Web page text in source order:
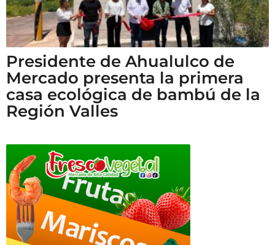
Presidente de Ahualulco de
Mercado presenta la primera
casa ecológica de bambú de la
Región Valles